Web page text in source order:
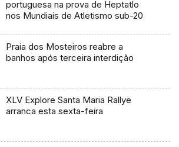
portuguesa na prova de Heptatlo
nos Mundiais de Atletismo sub-20
Praia dos Mosteiros reabre a
banhos após terceira interdição
XLV Explore Santa Maria Rallye
arranca esta sexta-feira